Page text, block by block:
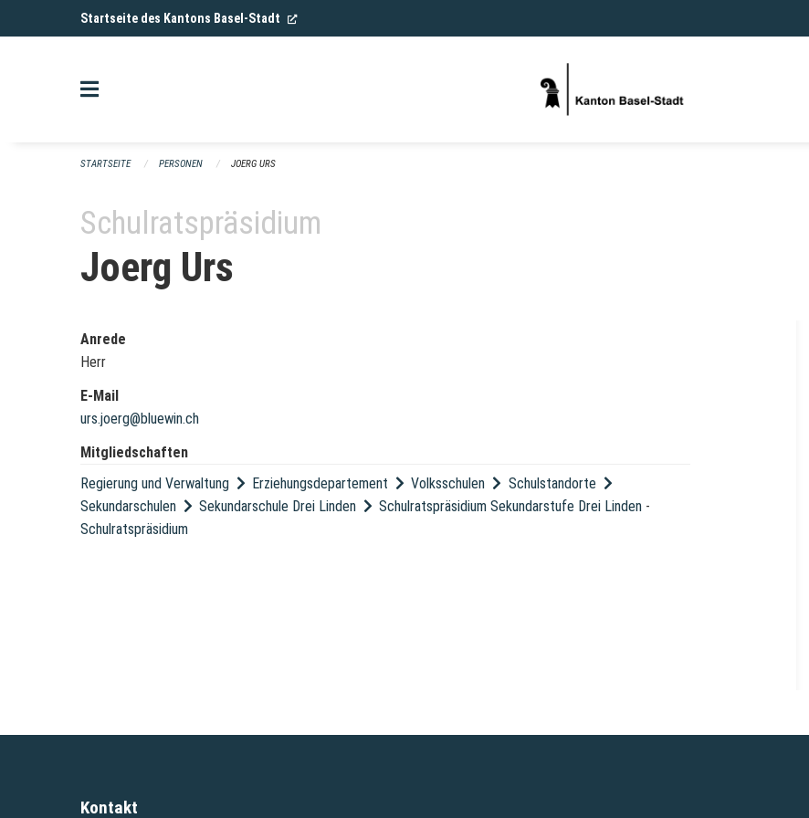
Navigation überspringenStartseite des Kantons Basel-Stadt (External Link)
STARTSEITE PERSONEN JOERG URS
Schulratspräsidium
Joerg Urs
Anrede
Herr
E-Mail
urs.joerg@bluewin.ch
Mitgliedschaften
Regierung und Verwaltung
Erziehungsdepartement Volksschulen
Schulstandorte
Sekundarschulen
Sekundarschule Drei Linden Schulratspräsidium Sekundarstufe Drei Linden -
Schulratspräsidium
Kontakt